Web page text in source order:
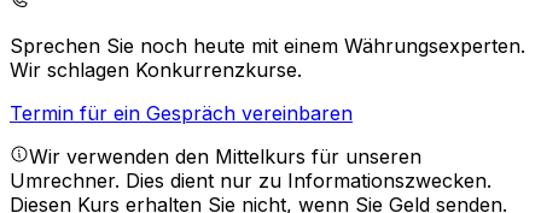
Sprechen Sie noch heute mit einem Währungsexperten.
Wir schlagen Konkurrenzkurse.
Termin für ein Gespräch vereinbaren
Wir verwenden den Mittelkurs für unseren
Umrechner. Dies dient nur zu Informationszwecken.
Diesen Kurs erhalten Sie nicht, wenn Sie Geld senden.